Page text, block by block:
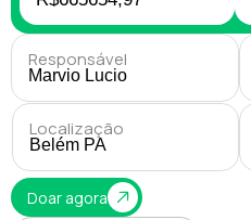
Responsável
Marvio Lucio
Localização​
Belém PA
Doar agora